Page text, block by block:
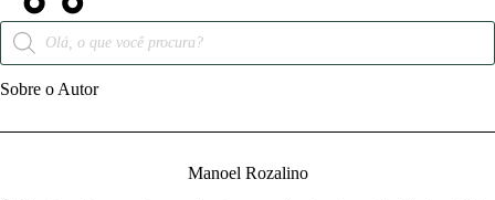
Sobre o Autor
Manoel Rozalino